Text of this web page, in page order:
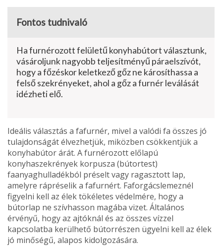
Fontos tudnivaló
Ha furnérozott felületű konyhabútort választunk,
vásároljunk nagyobb telje­sítményű páraelszívót,
hogy a főzéskor keletkező gőz ne károsíthassa a
felső szekrényeket, ahol a gőz a furnér le­válását
idézheti elő.
Ideális választás a fafurnér, mivel a valódi fa összes jó
tulajdonságát élvezhetjük, miköz­ben csökkentjük a
konyhabútor árát. A furné­rozott előlapú
konyhaszekrények korpusza (bútortest)
faanyaghulladékból préselt vagy ragasztott lap,
amelyre rápréselik a fafurnért. Faforgácslemeznél
figyelni kell az élek tökéle­tes védelmére, hogy a
bútorlap ne szívhas­son magába vizet. Általános
érvényű, hogy az ajtóknál és az összes vízzel
kapcsolatba kerülhető bútorrészen ügyelni kell az élek
jó minőségű, alapos kidolgozására.